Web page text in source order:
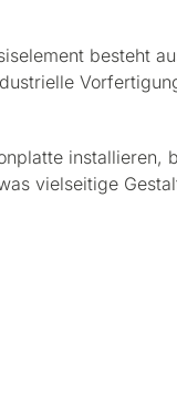
besteht
installieren,
vielseitige